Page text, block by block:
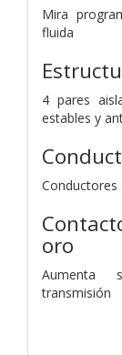
Mira
fluida
4 pares
estables y
Conductores
oro
Aumenta
transmisión